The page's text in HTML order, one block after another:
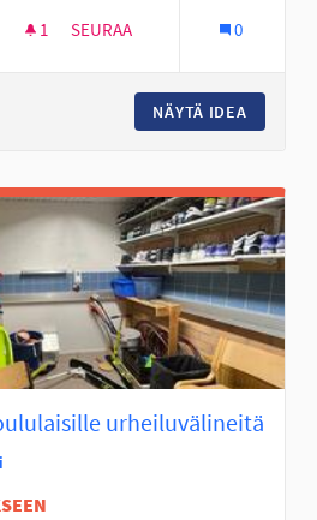
1 1 SEURAAJA
SEURAA 0
NÄYTÄ IDEA
urheiluvälineitä